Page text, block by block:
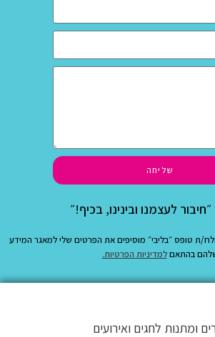
שליחה
ת טופס ״בליבי״ מוסיפים את הפרטים שלי למאגר המידע
בהתאםלמדיניות הפרטיות.
ומתנות לחגים ואירועים